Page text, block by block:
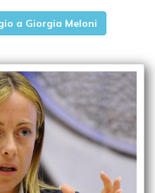
a Giorgia Meloni